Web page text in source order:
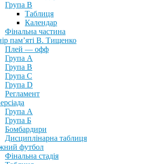
Група В
Таблиця
Календар
Фінальна частина
пам’яті В. Тищенко
Плей — офф
Група А
Група B
Група С
Група D
Регламент
Група А
Група Б
Бомбардири
Дисциплінарна таблиця
футбол
Фінальна стадія